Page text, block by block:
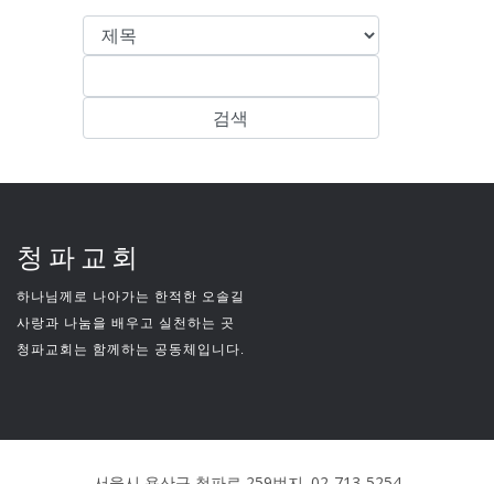
청파교회
하나님께로 나아가는 한적한 오솔길
사랑과 나눔을 배우고 실천하는 곳
청파교회는 함께하는 공동체입니다.